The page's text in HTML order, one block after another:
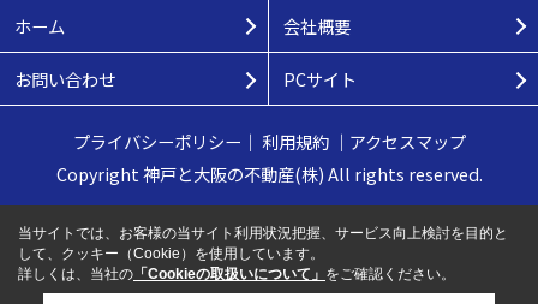
ホーム 会社概要
お問い合わせ PCサイト
プライバシーポリシー ｜ 利用規約｜ アクセスマップ
Copyright 神戸と大阪の不動産(株) All rights reserved.
当サイトでは、お客様の当サイト利用状況把握、サービス向上検討を目的と
して、クッキー（Cookie）を使用しています。
詳しくは、当社の 「Cookieの取扱いについて」 をご確認ください。